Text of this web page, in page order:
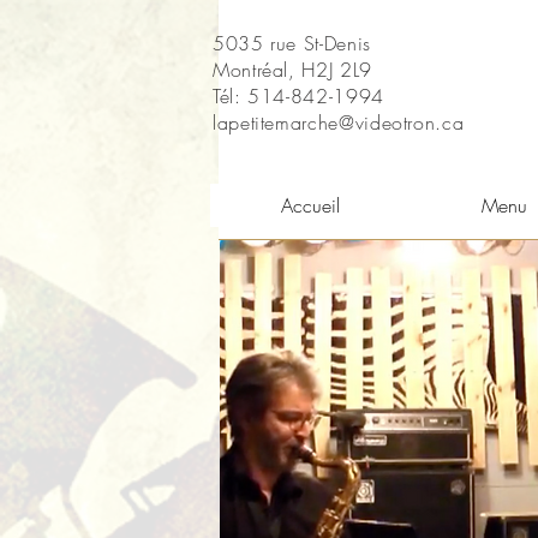
5035 rue St-Denis
Montréal, H2J 2L9
Tél: 514-842-1994
lapetitemarche@videotron.ca
Accueil Menu